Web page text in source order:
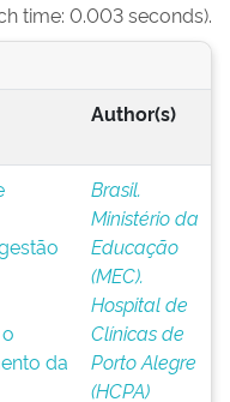
time: 0.003 seconds).
Author(s)
da
Brasil.
Ministério da
Educação
(MEC).
Hospital de
Clínicas de
Porto Alegre
(HCPA)